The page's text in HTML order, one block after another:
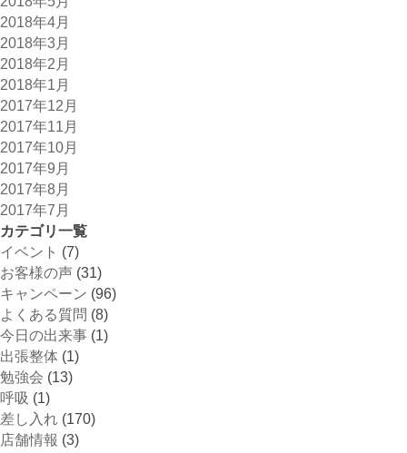
2018年4月
2018年3月
2018年2月
2018年1月
2017年12月
2017年11月
2017年10月
2017年9月
2017年8月
2017年7月
カテゴリ一覧
イベント (7)
お客様の声 (31)
キャンペーン (96)
よくある質問 (8)
今日の出来事 (1)
出張整体 (1)
勉強会 (13)
呼吸 (1)
差し入れ (170)
店舗情報 (3)